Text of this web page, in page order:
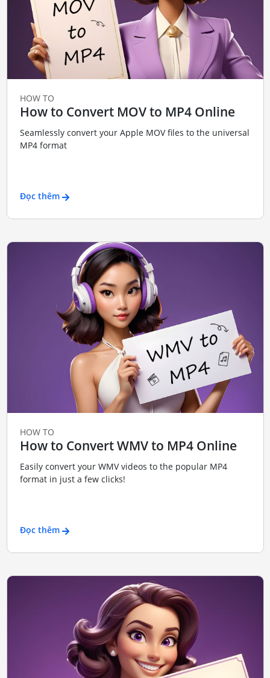
HOW TO
How to Convert MOV to MP4 Online
Seamlessly convert your Apple MOV files to the universal
MP4 format
Đọc thêm
HOW TO
How to Convert WMV to MP4 Online
Easily convert your WMV videos to the popular MP4
format in just a few clicks!
Đọc thêm